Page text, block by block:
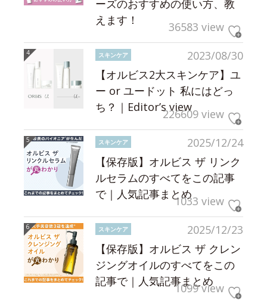
ーズのおすすめの使い方、教
えます！
36583 view
2023/08/30
スキンケア
【オルビス2大スキンケア】ユ
ー or ユードット 私にはどっ
ち？｜Editor’s view226609 view
2025/12/24
スキンケア
【保存版】オルビス ザ リンク
ルセラムのすべてをこの記事
で｜人気記事まとめ1033 view
2025/12/23
スキンケア
【保存版】オルビス ザ クレン
ジングオイルのすべてをこの
記事で｜人気記事まとめ
1099 view